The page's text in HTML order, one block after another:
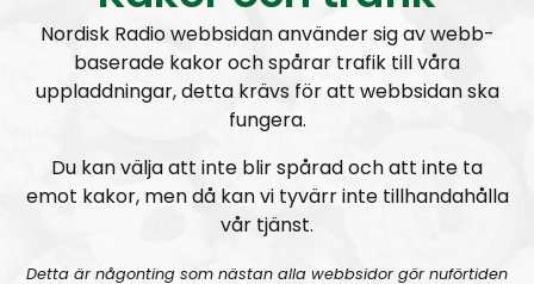
Fredrik Vejdeland, riksrådsmedlem och chef för
Nordisk Radio, beskriver ämnen och ställer upp
problemformuleringar medanSimon Lindberg
Nordiska motståndsrörelsens ledare, förklarar
Ledarperspektiv syftar till att utbilda lyssnarna och
förklara organisationens syn på olika frågor så exakt
Nordisk Radio webbsidan använder sig av webb-
baserade kakor och spårar trafik till våra
uppladdningar, detta krävs för att webbsidan ska
fungera.
Du kan välja att inte blir spårad och att inte ta
emot kakor, men då kan vi tyvärr inte tillhandahålla
vår tjänst.
Detta är någonting som nästan alla webbsidor gör nuförtiden